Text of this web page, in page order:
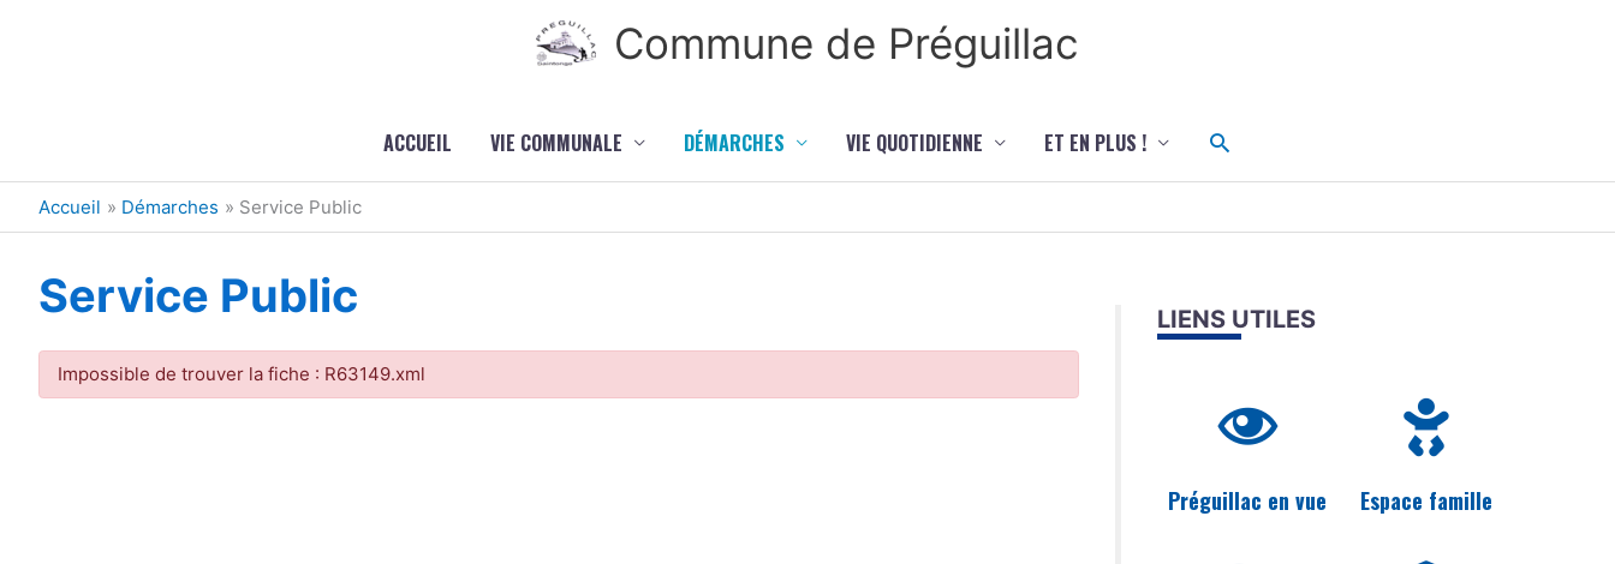
Commune de Préguillac
ACCUEIL VIE COMMUNALE DÉMARCHES VIE QUOTIDIENNE ET EN PLUS ! Rechercher
Accueil Démarches Service Public
Service Public
Impossible de trouver la fiche : R63149.xml
LIENS UTILES
Préguillac en vue Espace famille